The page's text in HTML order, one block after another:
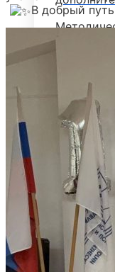
Рабочие
Объявления
В добрый